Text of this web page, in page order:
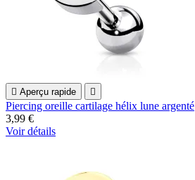
 Aperçu rapide 
Piercing oreille cartilage hélix lune argenté
3,99 €
Voir détails